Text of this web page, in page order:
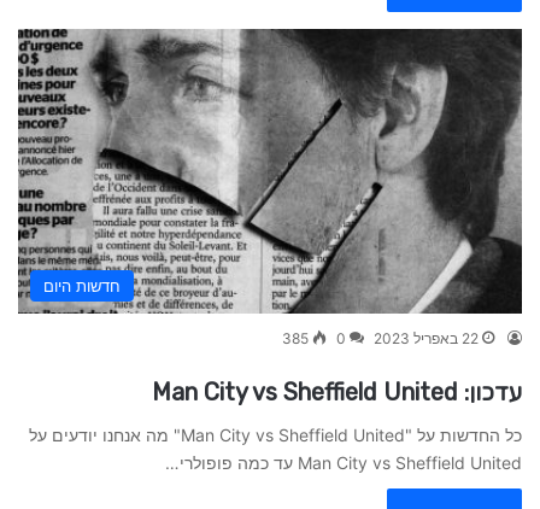
חדשות היום
22 באפריל 2023 0
385
עדכון: Man City vs Sheffield United
כל החדשות על "Man City vs Sheffield United" מה אנחנו יודעים על
Man City vs Sheffield United עד כמה פופולרי…